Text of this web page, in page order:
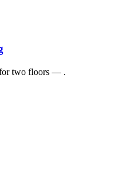
for two floors — .